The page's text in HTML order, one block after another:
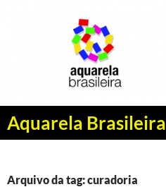
Aquarela Brasileira
Pesquisar
PULAR
CONTEÚDO
Arquivo da tag: curadoria